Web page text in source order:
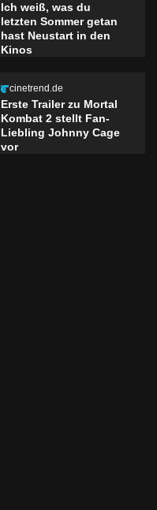
Ich weiß, was du
letzten Sommer getan
hast Neustart in den
Kinos
cinetrend.de
Erste Trailer zu Mortal
Kombat 2 stellt Fan-
Liebling Johnny Cage
vor